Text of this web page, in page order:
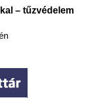
– tűzvédelem